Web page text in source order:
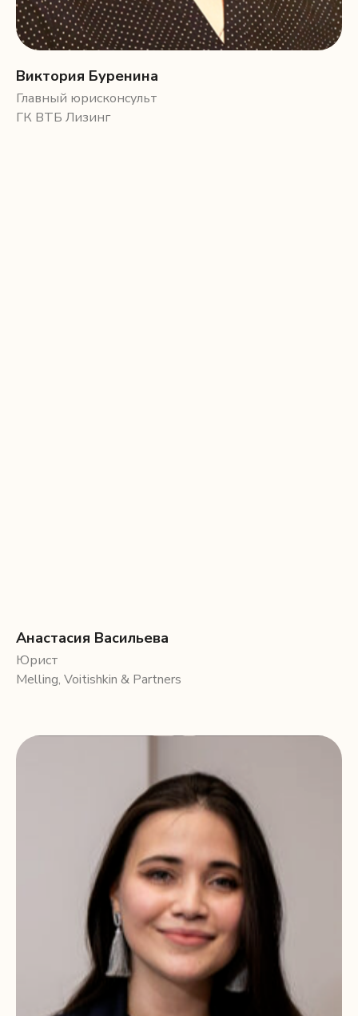
Виктория Буренина
Главный юрисконсульт
ГК ВТБ Лизинг
Анастасия Васильева
Юрист
Melling, Voitishkin & Partners